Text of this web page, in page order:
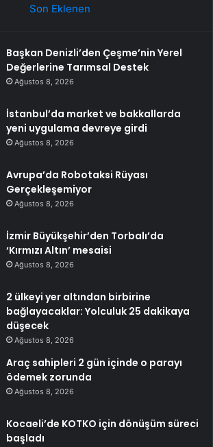
Son Eklenen
Başkan Denizli’den Çeşme’nin Yerel
Değerlerine Tarımsal Destek
Ağustos 8, 2026
İstanbul’da market ve bakkallarda
yeni uygulama devreye girdi
Ağustos 8, 2026
Avrupa’da Robotaksi Rüyası
Gerçekleşemiyor
Ağustos 8, 2026
İzmir Büyükşehir’den Torbalı’da
‘Kırmızı Altın’ mesaisi
Ağustos 8, 2026
2 ülkeyi yer altından birbirine
bağlayacaklar: Yolculuk 25 dakikaya
düşecek
Ağustos 8, 2026
Araç sahipleri 2 gün içinde o parayı
ödemek zorunda
Ağustos 8, 2026
Kocaeli’de KOTKO için dönüşüm süreci
başladı